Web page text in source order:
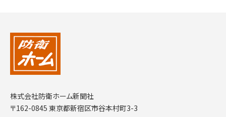
株式会社防衛ホーム新聞社
〒162-0845 東京都新宿区市谷本村町3-3